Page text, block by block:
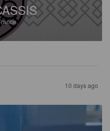
10 days ago